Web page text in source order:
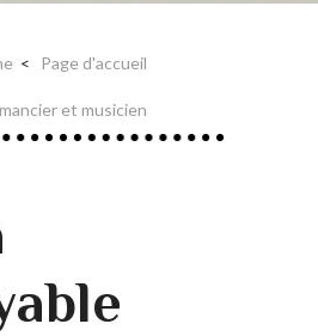
Page d'accueil
et musicien